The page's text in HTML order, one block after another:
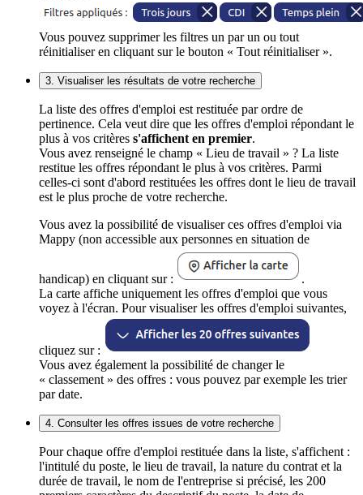
Vous pouvez supprimer les filtres un par un ou tout
réinitialiser en cliquant sur le bouton « Tout réinitialiser ».
3. Visualiser les résultats de votre recherche
La liste des offres d'emploi est restituée par ordre de
pertinence. Cela veut dire que les offres d'emploi répondant le
plus à vos critères s'affichent en premier.
Vous avez renseigné le champ « Lieu de travail » ? La liste
restitue les offres répondant le plus à vos critères. Parmi
celles-ci sont d'abord restituées les offres dont le lieu de travail
est le plus proche de votre recherche.
Vous avez la possibilité de visualiser ces offres d'emploi via
Mappy (non accessible aux personnes en situation de
handicap) en cliquant sur :
.
La carte affiche uniquement les offres d'emploi que vous
voyez à l'écran. Pour visualiser les offres d'emploi suivantes,
cliquez sur :
Vous avez également la possibilité de changer le
« classement » des offres : vous pouvez par exemple les trier
par date.
4. Consulter les offres issues de votre recherche
Pour chaque offre d'emploi restituée dans la liste, s'affichent :
l'intitulé du poste, le lieu de travail, la nature du contrat et la
durée de travail, le nom de l'entreprise si précisé, les 200